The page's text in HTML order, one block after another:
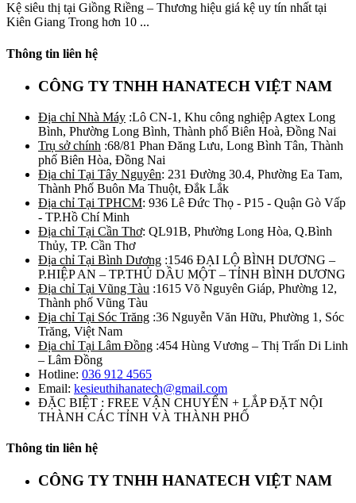
Kệ siêu thị tại Giồng Riềng – Thương hiệu giá kệ uy tín nhất tại
Kiên Giang Trong hơn 10 ...
Thông tin liên hệ
CÔNG TY TNHH HANATECH VIỆT NAM
Địa chỉ Nhà Máy :Lô CN-1, Khu công nghiệp Agtex Long
Bình, Phường Long Bình, Thành phố Biên Hoà, Đồng Nai
Trụ sở chính :68/81 Phan Đăng Lưu, Long Bình Tân, Thành
phố Biên Hòa, Đồng Nai
Địa chỉ Tại Tây Nguyên: 231 Đường 30.4, Phường Ea Tam,
Thành Phố Buôn Ma Thuột, Đắk Lắk
Địa chỉ Tại TPHCM: 936 Lê Đức Thọ - P15 - Quận Gò Vấp
- TP.Hồ Chí Minh
Địa chỉ Tại Cần Thơ: QL91B, Phường Long Hòa, Q.Bình
Thủy, TP. Cần Thơ
Địa chỉ Tại Bình Dương :1546 ĐẠI LỘ BÌNH DƯƠNG –
P.HIỆP AN – TP.THỦ DẦU MỘT – TỈNH BÌNH DƯƠNG
Địa chỉ Tại Vũng Tàu :1615 Võ Nguyên Giáp, Phường 12,
Thành phố Vũng Tàu
Địa chỉ Tại Sóc Trăng :36 Nguyễn Văn Hữu, Phường 1, Sóc
Trăng, Việt Nam
Địa chỉ Tại Lâm Đồng :454 Hùng Vương – Thị Trấn Di Linh
– Lâm Đồng
Hotline: 036 912 4565
Email: kesieuthihanatech@gmail.com
ĐẶC BIỆT : FREE VẬN CHUYỂN + LẮP ĐẶT NỘI
THÀNH CÁC TỈNH VÀ THÀNH PHỐ
Thông tin liên hệ
CÔNG TY TNHH HANATECH VIỆT NAM